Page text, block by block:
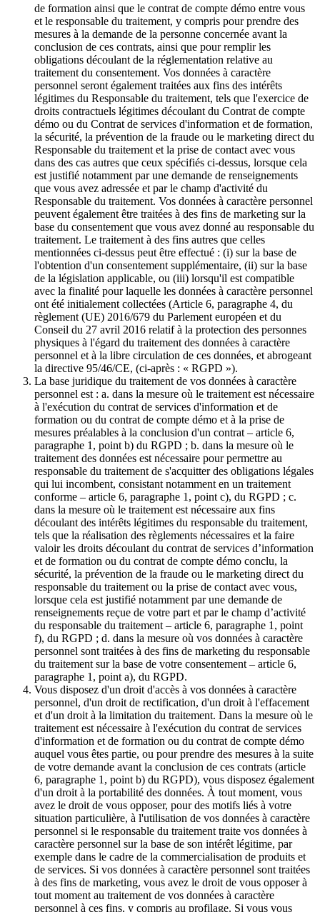
de formation ainsi que le contrat de compte démo entre vous
et le responsable du traitement, y compris pour prendre des
mesures à la demande de la personne concernée avant la
conclusion de ces contrats, ainsi que pour remplir les
obligations découlant de la réglementation relative au
traitement du consentement. Vos données à caractère
personnel seront également traitées aux fins des intérêts
légitimes du Responsable du traitement, tels que l'exercice de
droits contractuels légitimes découlant du Contrat de compte
démo ou du Contrat de services d'information et de formation,
la sécurité, la prévention de la fraude ou le marketing direct du
Responsable du traitement et la prise de contact avec vous
dans des cas autres que ceux spécifiés ci-dessus, lorsque cela
est justifié notamment par une demande de renseignements
que vous avez adressée et par le champ d'activité du
Responsable du traitement. Vos données à caractère personnel
peuvent également être traitées à des fins de marketing sur la
base du consentement que vous avez donné au responsable du
traitement. Le traitement à des fins autres que celles
mentionnées ci-dessus peut être effectué : (i) sur la base de
l'obtention d'un consentement supplémentaire, (ii) sur la base
de la législation applicable, ou (iii) lorsqu'il est compatible
avec la finalité pour laquelle les données à caractère personnel
ont été initialement collectées (Article 6, paragraphe 4, du
règlement (UE) 2016/679 du Parlement européen et du
Conseil du 27 avril 2016 relatif à la protection des personnes
physiques à l'égard du traitement des données à caractère
personnel et à la libre circulation de ces données, et abrogeant
la directive 95/46/CE, (ci-après : « RGPD »).
La base juridique du traitement de vos données à caractère
personnel est : a. dans la mesure où le traitement est nécessaire
à l'exécution du contrat de services d'information et de
formation ou du contrat de compte démo et à la prise de
mesures préalables à la conclusion d'un contrat – article 6,
paragraphe 1, point b) du RGPD ; b. dans la mesure où le
traitement des données est nécessaire pour permettre au
responsable du traitement de s'acquitter des obligations légales
qui lui incombent, consistant notamment en un traitement
conforme – article 6, paragraphe 1, point c), du RGPD ; c.
dans la mesure où le traitement est nécessaire aux fins
découlant des intérêts légitimes du responsable du traitement,
tels que la réalisation des règlements nécessaires et la faire
valoir les droits découlant du contrat de services d’information
et de formation ou du contrat de compte démo conclu, la
sécurité, la prévention de la fraude ou le marketing direct du
responsable du traitement ou la prise de contact avec vous,
lorsque cela est justifié notamment par une demande de
renseignements reçue de votre part et par le champ d’activité
du responsable du traitement – article 6, paragraphe 1, point
f), du RGPD ; d. dans la mesure où vos données à caractère
personnel sont traitées à des fins de marketing du responsable
du traitement sur la base de votre consentement – article 6,
paragraphe 1, point a), du RGPD.
Vous disposez d'un droit d'accès à vos données à caractère
personnel, d'un droit de rectification, d'un droit à l'effacement
et d'un droit à la limitation du traitement. Dans la mesure où le
traitement est nécessaire à l'exécution du contrat de services
d'information et de formation ou du contrat de compte démo
auquel vous êtes partie, ou pour prendre des mesures à la suite
de votre demande avant la conclusion de ces contrats (article
6, paragraphe 1, point b) du RGPD), vous disposez également
d'un droit à la portabilité des données. À tout moment, vous
avez le droit de vous opposer, pour des motifs liés à votre
situation particulière, à l'utilisation de vos données à caractère
personnel si le responsable du traitement traite vos données à
caractère personnel sur la base de son intérêt légitime, par
exemple dans le cadre de la commercialisation de produits et
de services. Si vos données à caractère personnel sont traitées
à des fins de marketing, vous avez le droit de vous opposer à
tout moment au traitement de vos données à caractère
personnel à ces fins, y compris au profilage. Si vous vous